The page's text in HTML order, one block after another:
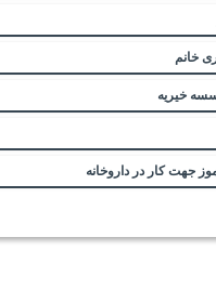
خانم
خیریه
جهت کار در داروخانه